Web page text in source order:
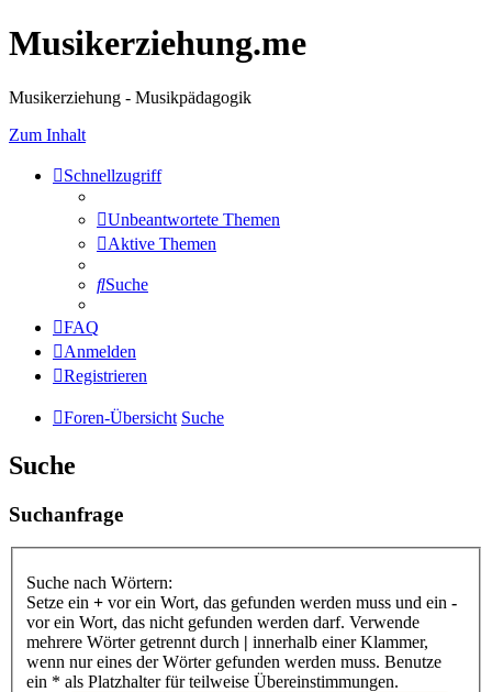
Musikerziehung.me
Musikerziehung - Musikpädagogik
Zum Inhalt
Schnellzugriff
Unbeantwortete Themen
Aktive Themen
Suche
FAQ
Anmelden
Registrieren
Foren-Übersicht Suche
Suche
Suchanfrage
Suche nach Wörtern:
Setze ein + vor ein Wort, das gefunden werden muss und ein -
vor ein Wort, das nicht gefunden werden darf. Verwende
mehrere Wörter getrennt durch | innerhalb einer Klammer,
wenn nur eines der Wörter gefunden werden muss. Benutze
ein * als Platzhalter für teilweise Übereinstimmungen.